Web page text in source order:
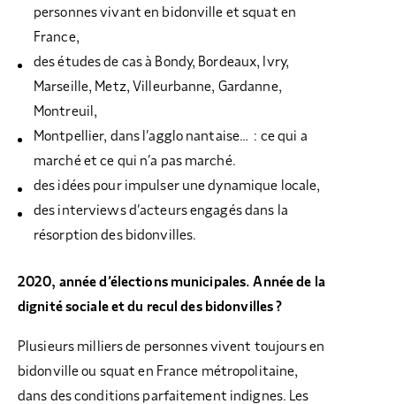
personnes vivant en bidonville et squat en
France,
des études de cas à Bondy, Bordeaux, Ivry,
Marseille, Metz, Villeurbanne, Gardanne,
Montreuil,
Montpellier, dans l’agglo nantaise… : ce qui a
marché et ce qui n’a pas marché.
des idées pour impulser une dynamique locale,
des interviews d’acteurs engagés dans la
résorption des bidonvilles.
2020, année d’élections municipales. Année de la
dignité sociale et du recul des bidonvilles ?
Plusieurs milliers de personnes vivent toujours en
bidonville ou squat en France métropolitaine,
dans des conditions parfaitement indignes. Les